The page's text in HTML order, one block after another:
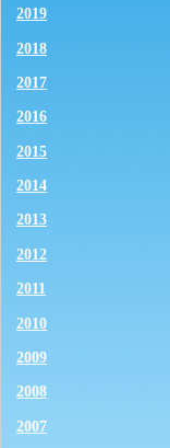
2019
2018
2017
2016
2015
2014
2013
2012
2011
2010
2009
2008
2007